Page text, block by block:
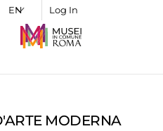
Log In
MODERNA